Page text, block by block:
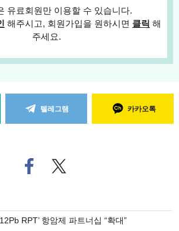
유료회원만 이용할 수 있습니다.
해주시고, 회원가입을 원하시면 클릭 해
주세요.
텔레그램 카카오톡
페
이
로
트위
터로
RPT’ 항암제 파트너십 “확대”